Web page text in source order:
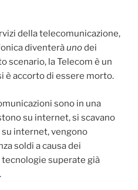
della telecomunicazione,
diventeràunodei
scenario, la Telecom è un
è accorto di essere morto.
sono in una
su internet, si scavano
su internet, vengono
soldi a causa dei
superate già